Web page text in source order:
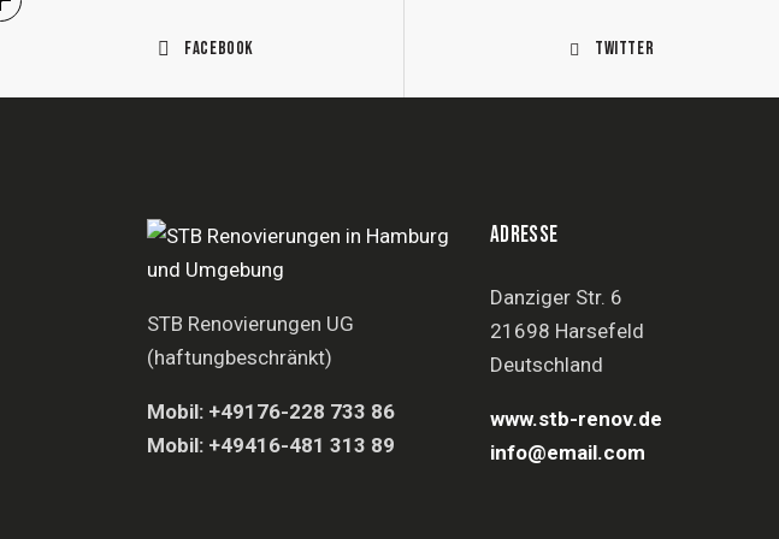
Facebook Twitter
STB Renovierungen UG
(haftungbeschränkt)
Mobil: +49176-228 733 86
Mobil: +49416-481 313 89
ADRESSE
Danziger Str. 6
21698 Harsefeld
Deutschland
www.stb-renov.de
info@email.com